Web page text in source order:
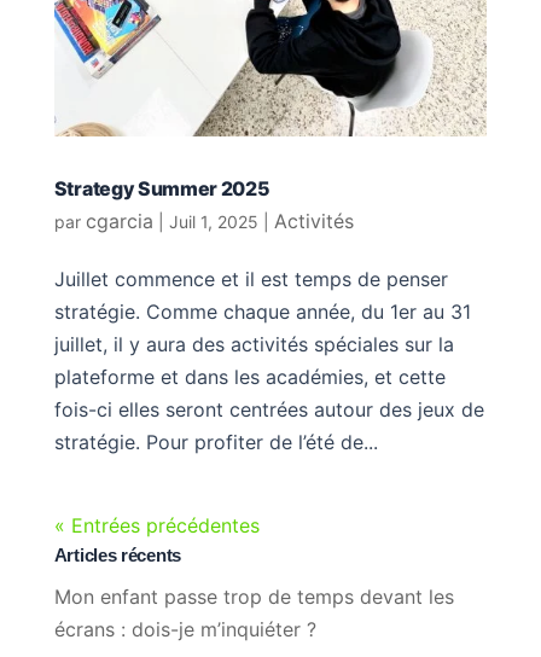
Strategy Summer 2025
par cgarcia Juil 1, 2025 Activités
Juillet commence et il est temps de penser
stratégie. Comme chaque année, du 1er au 31
juillet, il y aura des activités spéciales sur la
plateforme et dans les académies, et cette
fois-ci elles seront centrées autour des jeux de
stratégie. Pour profiter de l’été de...
« Entrées précédentes
Articles récents
Mon enfant passe trop de temps devant les
écrans : dois-je m’inquiéter ?